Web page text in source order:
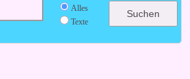
Alles
Texte